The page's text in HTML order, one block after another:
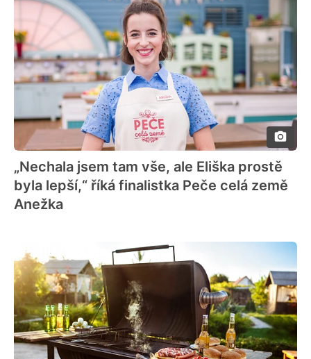
„Nechala jsem tam vše, ale Eliška prostě
byla lepší,“ říká finalistka Peče celá země
Anežka